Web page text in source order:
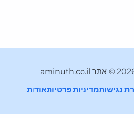
מדיניות פרטיותאודות